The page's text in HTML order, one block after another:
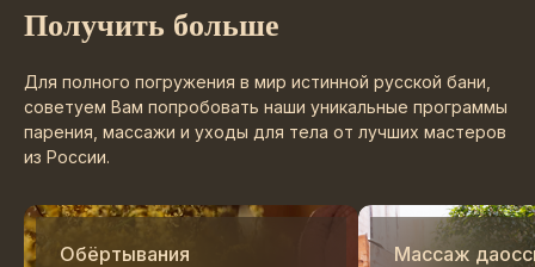
Получить больше
Для полного погружения в мир истинной русской бани,
советуем Вам попробовать наши уникальные программы
парения, массажи и уходы для тела от лучших мастеров
из России.
Обёртывания
Массаж